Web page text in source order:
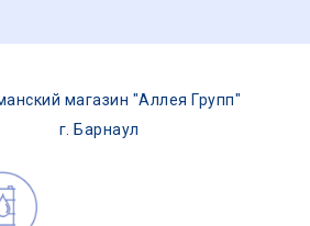
магазин "Аллея Групп"
г. Барнаул